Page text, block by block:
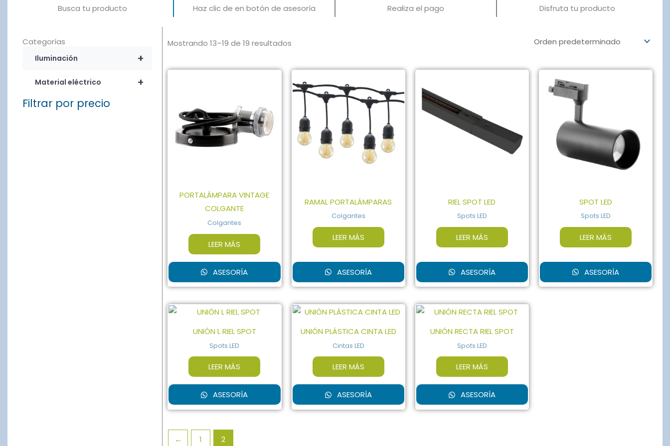
Busca tu producto Haz clic de en botón de asesoría Realiza el pago Disfruta tu producto
Categorías
+
Iluminación
+
Material eléctrico
Filtrar por precio
Mostrando 13–19 de 19 resultados
PORTALÁMPARA VINTAGE
COLGANTE
Colgantes
LEER MÁS
ASESORÍA
RAMAL PORTALÁMPARAS
Colgantes
LEER MÁS
ASESORÍA
RIEL SPOT LED
Spots LED
LEER MÁS
ASESORÍA
SPOT LED
Spots LED
LEER MÁS
ASESORÍA
UNIÓN L RIEL SPOT
Spots LED
LEER MÁS
ASESORÍA
UNIÓN PLÁSTICA CINTA LED
Cintas LED
LEER MÁS
ASESORÍA
UNIÓN RECTA RIEL SPOT
Spots LED
LEER MÁS
ASESORÍA
← 1 2